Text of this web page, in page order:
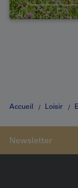
Accueil Loisir